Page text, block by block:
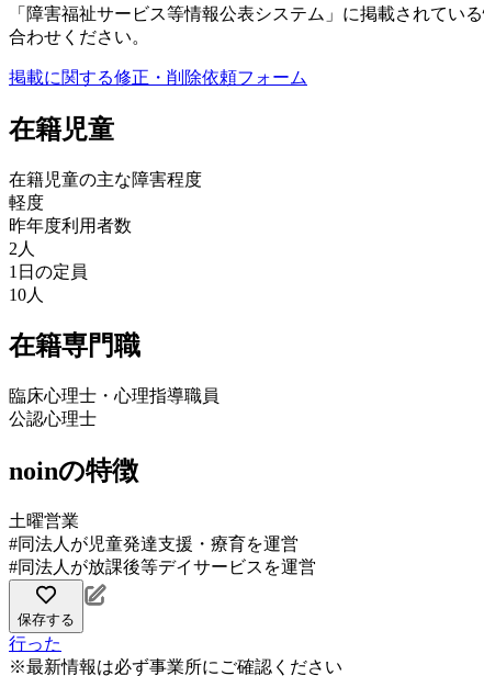
「障害福祉サービス等情報公表システム」に掲載されて
合わせください。
掲載に関する修正・削除依頼フォーム
在籍児童
在籍児童の主な障害程度
軽度
昨年度利用者数
2人
1日の定員
10人
在籍専門職
臨床心理士・心理指導職員
公認心理士
noinの特徴
土曜営業
#同法人が児童発達支援・療育を運営
#同法人が放課後等デイサービスを運営
保存する
行った
※最新情報は必ず事業所にご確認ください